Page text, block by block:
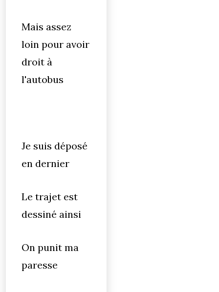
Mais assez
loin pour avoir
droit à
l'autobus
Je suis déposé
en dernier
Le trajet est
dessiné ainsi
On punit ma
paresse